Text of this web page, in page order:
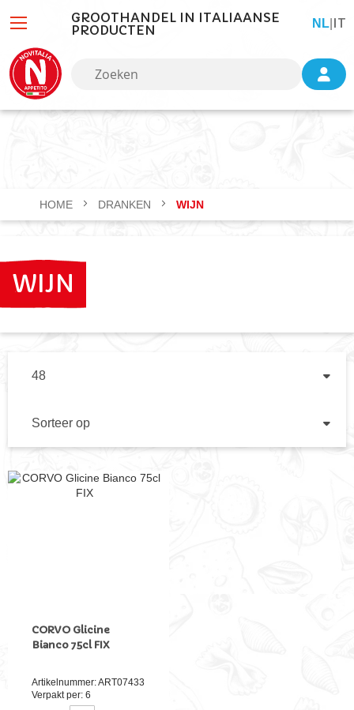
GROOTHANDEL IN ITALIAANSE
PRODUCTEN
TAALNL IT
HOME DRANKEN WIJN
WIJN
OP
CORVO Glicine
Bianco 75cl FIX
Artikelnummer: ART07433
Verpakt per: 6